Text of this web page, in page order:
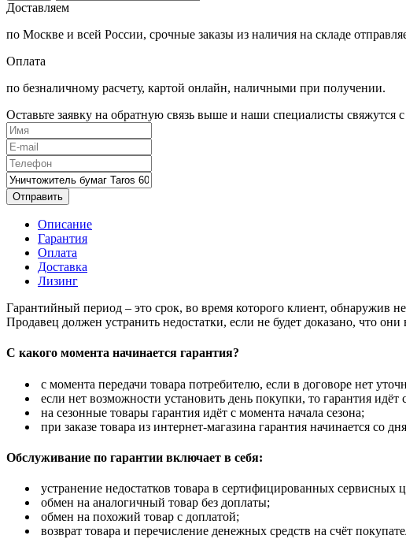
Доставляем
по Москве и всей России, срочные заказы из наличия на складе
Оплата
по безналичному расчету, картой онлайн, наличными при получении.
Оставьте заявку на обратную связь выше и наши специалисты свяжутся
Отправить
Описание
Гарантия
Оплата
Доставка
Лизинг
Гарантийный период – это срок, во время которого клиент, обнаружив
Продавец должен устранить недостатки, если не будет доказано, что
С какого момента начинается гарантия?
с момента передачи товара потребителю, если в договоре нет
если нет возможности установить день покупки, то гарантия идёт
на сезонные товары гарантия идёт с момента начала сезона;
при заказе товара из интернет-магазина гарантия начинается со
Обслуживание по гарантии включает в себя:
устранение недостатков товара в сертифицированных сервисных
обмен на аналогичный товар без доплаты;
обмен на похожий товар с доплатой;
возврат товара и перечисление денежных средств на счёт